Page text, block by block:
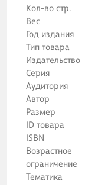
Кол-во стр.
Вес
Год издания
Тип товара
Издательство
Серия
Аудитория
Автор
Размер
ID товара
ISBN
Возрастное
ограничение
Тематика